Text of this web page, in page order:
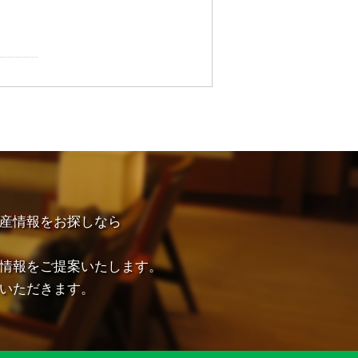
情報をお探しなら
報をご提案いたします。
ただきます。